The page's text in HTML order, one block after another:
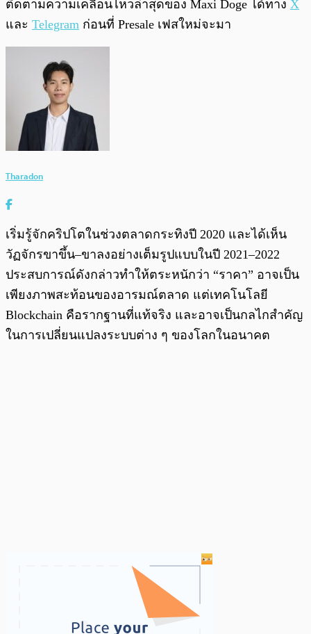
ติดตามความเคลื่อนไหวล่าสุดของ Maxi Doge ได้ทาง X
และ Telegram ก่อนที่ Presale เฟสใหม่จะมา
Tharadon
เริ่มรู้จักคริปโตในช่วงตลาดกระทิงปี 2020 และได้เห็น
วัฏจักรขาขึ้น–ขาลงอย่างเต็มรูปแบบในปี 2021–2022
ประสบการณ์ดังกล่าวทำให้ตระหนักว่า “ราคา” อาจเป็น
เพียงภาพสะท้อนของอารมณ์ตลาด แต่เทคโนโลยี
Blockchain คือรากฐานที่แท้จริง และอาจเป็นกลไกสำคัญ
ในการเปลี่ยนแปลงระบบต่าง ๆ ของโลกในอนาคต